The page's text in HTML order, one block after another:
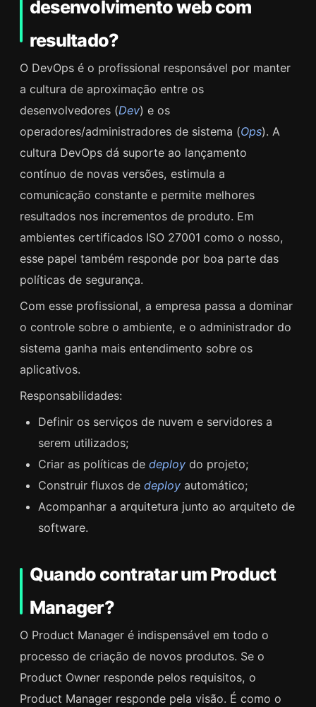
desenvolvimento web com
resultado?
O DevOps é o profissional responsável por manter
a cultura de aproximação entre os
desenvolvedores (Dev) e os
operadores/administradores de sistema (Ops). A
cultura DevOps dá suporte ao lançamento
contínuo de novas versões, estimula a
comunicação constante e permite melhores
resultados nos incrementos de produto. Em
ambientes certificados ISO 27001 como o nosso,
esse papel também responde por boa parte das
políticas de segurança.
Com esse profissional, a empresa passa a dominar
o controle sobre o ambiente, e o administrador do
sistema ganha mais entendimento sobre os
aplicativos.
Responsabilidades:
Definir os serviços de nuvem e servidores a
serem utilizados;
Criar as políticas dedeploy do projeto;
Construir fluxos dedeploy automático;
Acompanhar a arquitetura junto ao arquiteto de
software.
Quando contratar um Product
Manager?
O Product Manager é indispensável em todo o
processo de criação de novos produtos. Se o
Product Owner responde pelos requisitos, o
Product Manager responde pela visão. É como o